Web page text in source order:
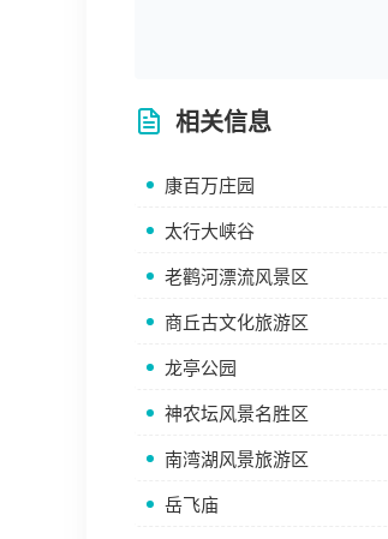
相关信息
康百万庄园
太行大峡谷
老鹳河漂流风景区
商丘古文化旅游区
龙亭公园
神农坛风景名胜区
南湾湖风景旅游区
岳飞庙